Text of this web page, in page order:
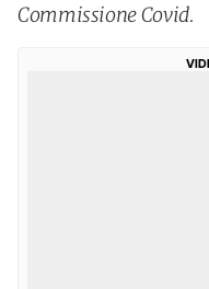
Commissione Covid.